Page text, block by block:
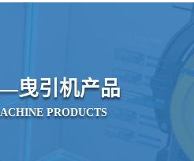
曳引 机产品
ACHINE PRODUCTS